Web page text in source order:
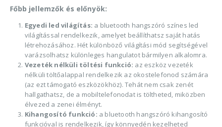
Főbb jellemzők és előnyök:
Egyedi led világítás: a bluetooth hangszóró színes led
világítással rendelkezik, amelyet beállíthatsz saját hatás
létrehozásához. Hét különböző világítási mód segítségével
varázsolhatsz különleges hangulatot bármilyen alkalomra.
Vezeték nélküli töltési funkció: az eszköz vezeték
nélküli töltőalappal rendelkezik az okostelefonod számára
(az ezt támogató eszközökhöz). Tehát nem csak zenét
hallgathatsz, de a mobiltelefonodat is töltheted, miközben
élvezed a zenei élményt.
Kihangosító funkció: a bluetooth hangszóró kihangosító
funkcióval is rendelkezik, így könnyedén kezelheted